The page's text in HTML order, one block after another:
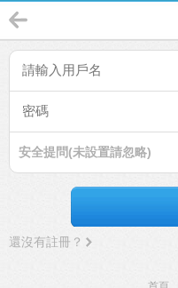
安全提問(未設置請忽略)
還沒有註冊？